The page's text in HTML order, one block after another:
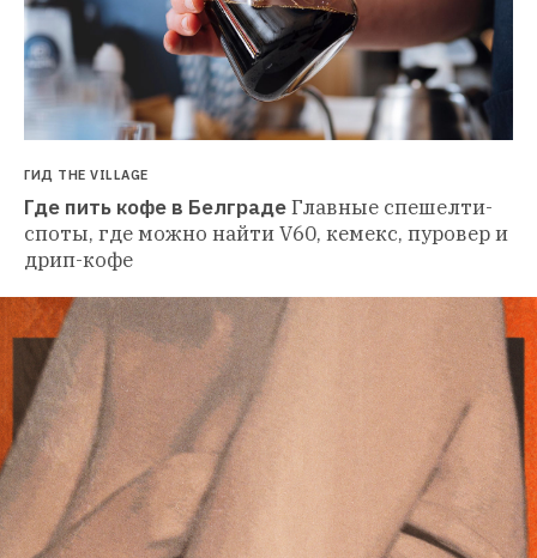
ГИД THE VILLAGE
Где пить кофе в БелградеГлавные спешелти-
споты, где можно найти V60, кемекс, пуровер и
дрип-кофе